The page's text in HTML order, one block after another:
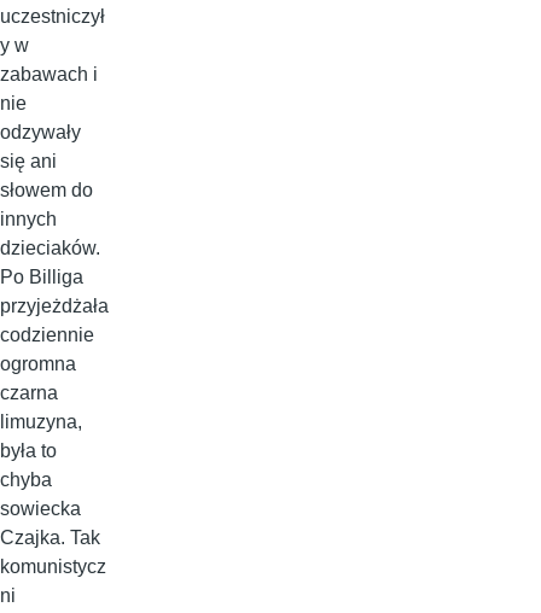
uczestniczył
y w
zabawach i
nie
odzywały
się ani
słowem do
innych
dzieciaków.
Po Billiga
przyjeżdżała
codziennie
ogromna
czarna
limuzyna,
była to
chyba
sowiecka
Czajka. Tak
komunistycz
ni